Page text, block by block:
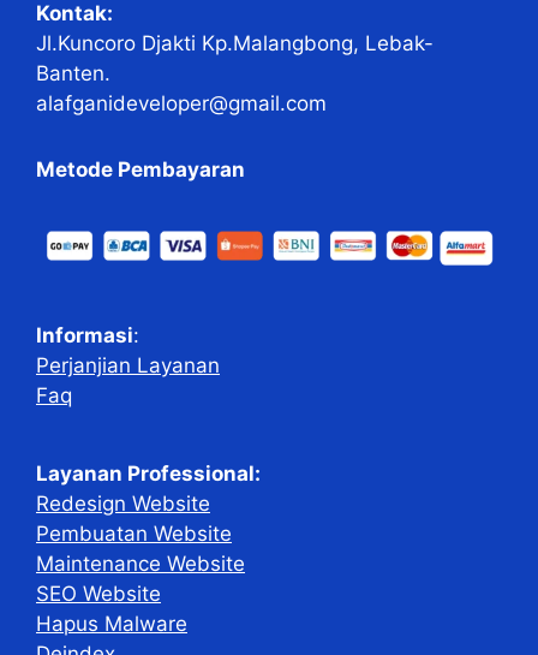
Kontak:
Jl.Kuncoro Djakti Kp.Malangbong, Lebak-
Banten.
alafganideveloper@gmail.com
Metode Pembayaran
Informasi:
Perjanjian Layanan
Faq
Layanan Professional:
Redesign Website
Pembuatan Website
Maintenance Website
SEO Website
Hapus Malware